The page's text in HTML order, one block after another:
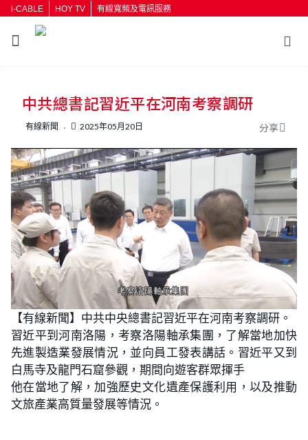
i-CABLE HOY TV 有線寬頻及電訊服務
中共總書記習近平在河南考察調研
有線新聞 2025年05月20日 分享
【有線新聞】中共中央總書記習近平在河南考察調研。
習近平到河南洛陽，考察洛陽軸承集團，了解當地加快
先進製造業發展情況，並向員工發表講話。習近平又到
白馬寺及龍門石窟參觀，期間向遊客群眾揮手
他在當地了解，加強歷史文化遺產保護利用，以及推動
文旅產業高質量發展等情況。